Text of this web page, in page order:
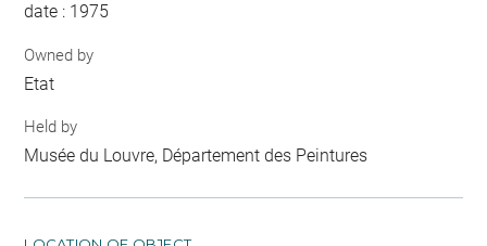
date : 1975
Owned by
Etat
Held by
Musée du Louvre, Département des Peintures